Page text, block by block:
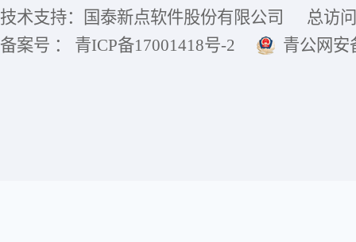
技术支持：国泰新点软件股份有限公司
总访
备案号 ： 青ICP备17001418号-2
青公网安